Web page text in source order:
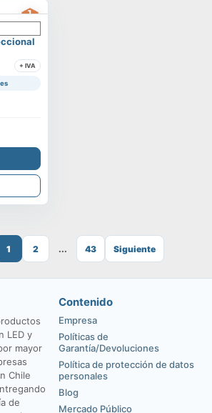
+ IVA
1 2 ... 43 Siguiente
LED y
mayor
Chile
de
Contenido
Empresa
Políticas de
Garantía/Devoluciones
Política de protección de datos
personales
Blog
Mercado Público